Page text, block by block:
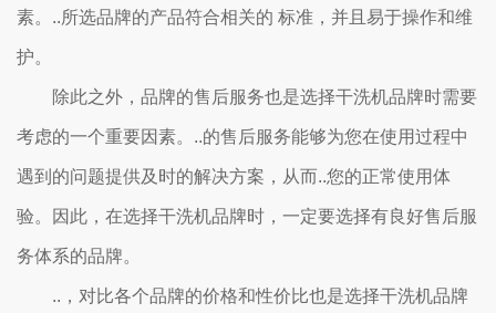
素。..所选品牌的产品符合相关的 标准，并且易于操作和维
护。
除此之外，品牌的售后服务也是选择干洗机品牌时需要
考虑的一个重要因素。..的售后服务能够为您在使用过程中
遇到的问题提供及时的解决方案，从而..您的正常使用体
验。因此，在选择干洗机品牌时，一定要选择有良好售后服
务体系的品牌。
..，对比各个品牌的价格和性价比也是选择干洗机品牌